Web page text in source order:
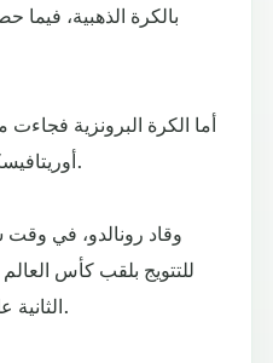
بالكرة الذهبية، فيما
أما الكرة البرونزية
أوريتافيسكايا لاعب باتشوكا المكسيكي.
وقاد رونالدو، في وقت
للتتويج بلقب كأس
الثانية على التوالي والثالثة في تاريخه.